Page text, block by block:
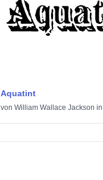
Aquatint
von William Wallace Jackson in